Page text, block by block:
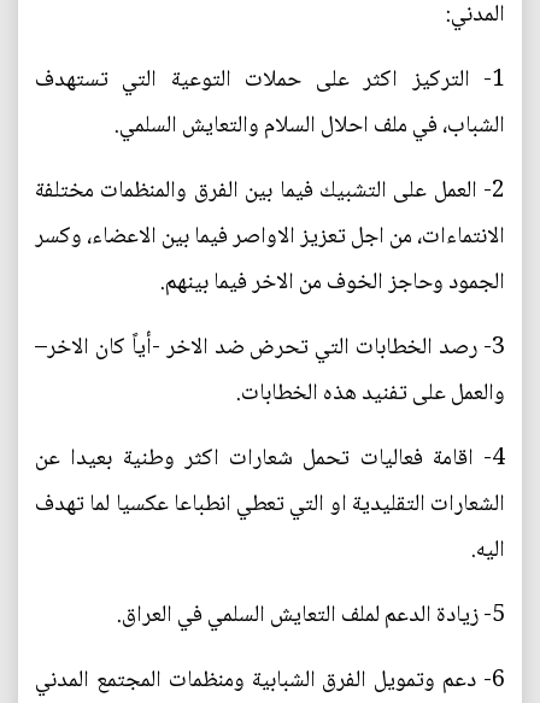
المدني:
1- التركيز اكثر على حملات التوعية التي تستهدف
الشباب، في ملف احلال السلام والتعايش السلمي.
2- العمل على التشبيك فيما بين الفرق والمنظمات مختلفة
الانتماءات، من اجل تعزيز الاواصر فيما بين الاعضاء، وكسر
الجمود وحاجز الخوف من الاخر فيما بينهم.
3- رصد الخطابات التي تحرض ضد الاخر -أياً كان الاخر–
والعمل على تفنيد هذه الخطابات.
4- اقامة فعاليات تحمل شعارات اكثر وطنية بعيدا عن
الشعارات التقليدية او التي تعطي انطباعا عكسيا لما تهدف
اليه.
5- زيادة الدعم لملف التعايش السلمي في العراق.
6- دعم وتمويل الفرق الشبابية ومنظمات المجتمع المدني